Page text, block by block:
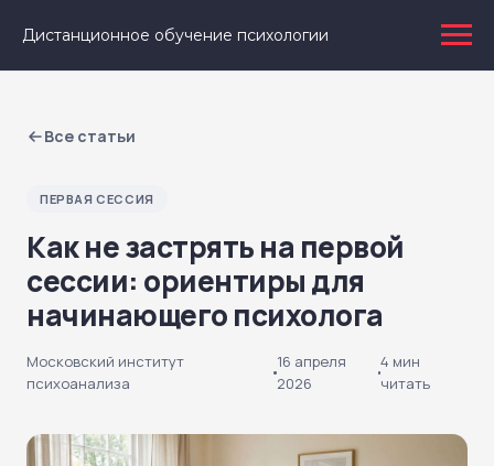
Дистанционное обучение психологии
Главная›Блог›
Как не застрять на первой сессии:
ориентиры для начинающего психолога
Все статьи
ПЕРВАЯ СЕССИЯ
Как не застрять на первой
сессии: ориентиры для
начинающего психолога
Московский институт
психоанализа
16 апреля
2026
4 мин
читать